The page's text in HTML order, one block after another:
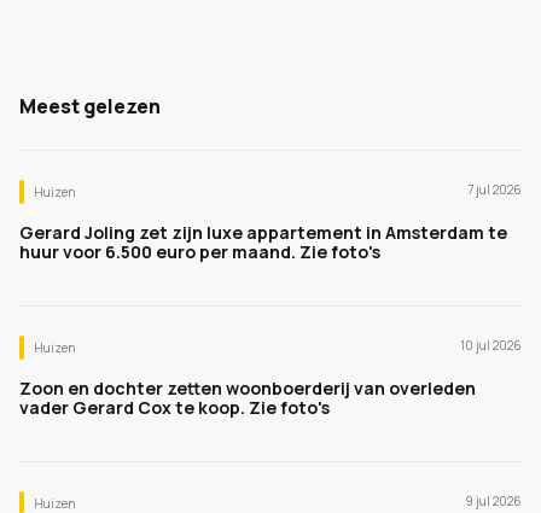
Meest gelezen
Huizen 7 jul 2026
Gerard Joling zet zijn luxe appartement in Amsterdam te
huur voor 6.500 euro per maand. Zie foto's
Huizen 10 jul 2026
Zoon en dochter zetten woonboerderij van overleden
vader Gerard Cox te koop. Zie foto's
Huizen 9 jul 2026